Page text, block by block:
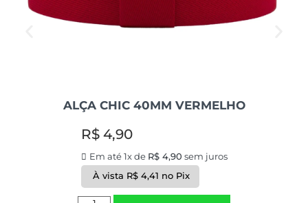
ALÇA CHIC 40MM VERMELHO
R$4,90
Em até 1x de R$4,90 sem juros
À vista R$ 4,41 no Pix